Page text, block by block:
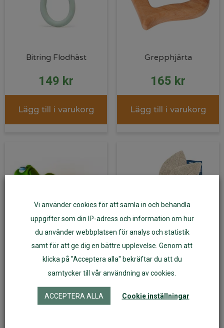
Bitring Flodhäst
149 kr
Lägg till i varukorg
Grepphjärta
165 kr
Lägg till i varukorg
Bitleksak Groda
159kr
Läs mer
Bitring blomma
270kr
Vi använder cookies för att samla in och behandla
uppgifter som din IP-adress och information om hur
du använder webbplatsen för analys och statistik
samt för att ge dig en bättre upplevelse. Genom att
klicka på "Acceptera alla" bekräftar du att du
samtycker till vår användning av cookies.
ACCEPTERA ALLA Cookie inställningar